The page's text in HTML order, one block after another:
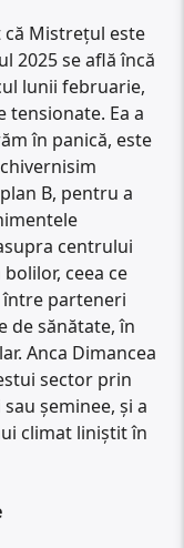
că Mistrețul este
2025 se află încă
lunii februarie,
tensionate. Ea a
în panică, este
B, pentru a
centrului
ceea ce
parteneri
de sănătate, în
Anca Dimancea
sector prin
șeminee, și a
climat liniștit în